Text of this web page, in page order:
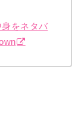
身をネタバ